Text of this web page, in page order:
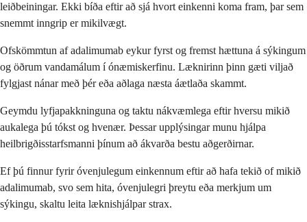
leiðbeiningar. Ekki bíða eftir að sjá hvort einkenni koma fram, þar sem
snemmt inngrip er mikilvægt.
Ofskömmtun af adalimumab eykur fyrst og fremst hættuna á sýkingum
og öðrum vandamálum í ónæmiskerfinu. Læknirinn þinn gæti viljað
fylgjast nánar með þér eða aðlaga næsta áætlaða skammt.
Geymdu lyfjapakkninguna og taktu nákvæmlega eftir hversu mikið
aukalega þú tókst og hvenær. Þessar upplýsingar munu hjálpa
heilbrigðisstarfsmanni þínum að ákvarða bestu aðgerðirnar.
Ef þú finnur fyrir óvenjulegum einkennum eftir að hafa tekið of mikið
adalimumab, svo sem hita, óvenjulegri þreytu eða merkjum um
sýkingu, skaltu leita læknishjálpar strax.